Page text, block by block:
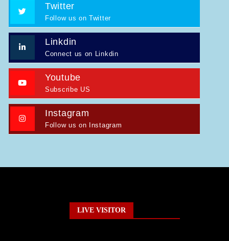
Twitter
Follow us on Twitter
Linkdin
Connect us on Linkdin
Youtube
Subscribe US
Instagram
Follow us on Instagram
LIVE VISITOR